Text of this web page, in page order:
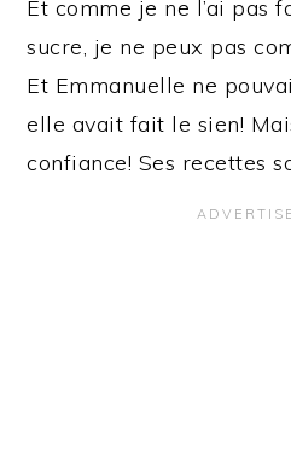
Et comme je ne l’ai pas
sucre, je ne peux pas
Et Emmanuelle ne
elle avait fait le sien!
confiance! Ses recettes